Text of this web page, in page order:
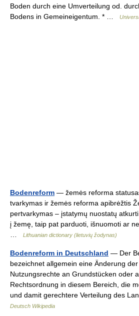
Boden durch eine Umverteilung od.
Bodens in Gemeineigentum. * …
Bodenreform — žemės reforma
tvarkymas ir žemės reforma apibrėžtis
pertvarkymas – įstatymų nuostatų
į žemę, taip pat parduoti, išnuomoti ar
Lithuanian dictionary (lietuvių žodynas)
Bodenreform in Deutschland — Der
bezeichnet allgemein eine Änderung
Nutzungsrechte an Grundstücken oder
Rechtsordnung in diesem Bereich, die
und damit gerechtere Verteilung des
Deutsch Wikipedia